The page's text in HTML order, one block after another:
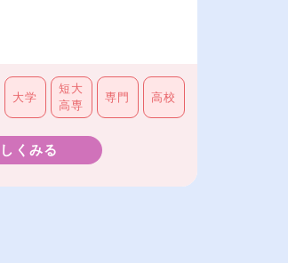
大学
短大
高専
専門 高校
くみる